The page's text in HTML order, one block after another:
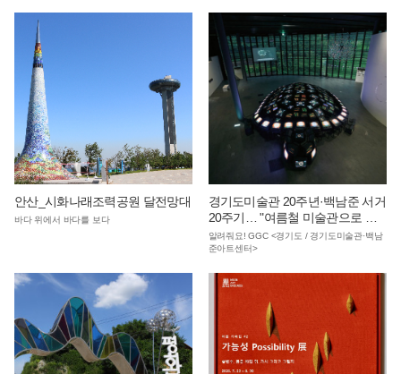
안산_시화나래조력공원 달전망대
바다 위에서 바다를 보다
경기도미술관 20주년·백남준 서거
20주기… "여름철 미술관으로 피
서 오세요"
알려줘요! GGC <경기도 / 경기도미술관·백남
준아트센터>